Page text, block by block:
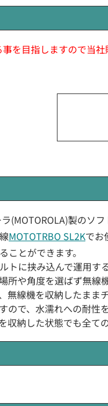
を目指しますので当
(MOTOROLA)製のソフ
MOTOTRBO SL2Kでお
とができます。
に挟み込んで運用す
や角度を選ばず無線
線機を収納したまま
で、水濡れへの耐性
納した状態でも全て